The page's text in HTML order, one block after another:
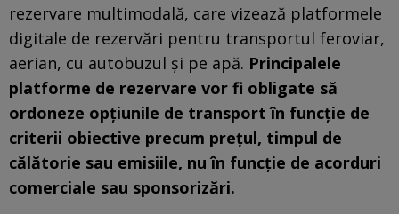
rezervare multimodală, care vizează platformele
digitale de rezervări pentru transportul feroviar,
aerian, cu autobuzul și pe apă. Principalele
platforme de rezervare vor fi obligate să
ordoneze opțiunile de transport în funcție de
criterii obiective precum prețul, timpul de
călătorie sau emisiile, nu în funcție de acorduri
comerciale sau sponsorizări.